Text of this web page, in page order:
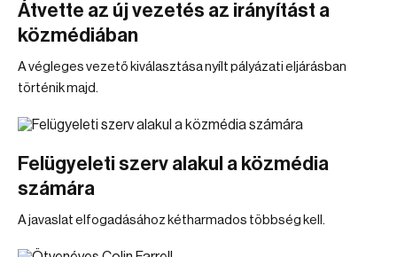
Átvette az új vezetés az irányítást a
közmédiában
A végleges vezető kiválasztása nyílt pályázati eljárásban
történik majd.
Felügyeleti szerv alakul a közmédia
számára
A javaslat elfogadásához kétharmados többség kell.